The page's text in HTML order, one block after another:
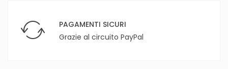
PAGAMENTI SICURI
Grazie al circuito PayPal